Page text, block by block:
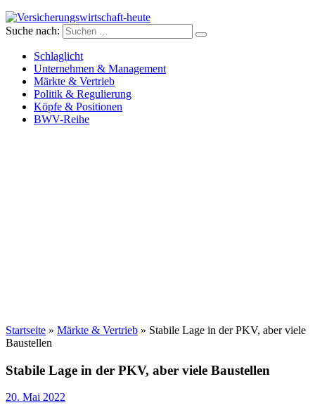
Versicherungswirtschaft-heute
Suche nach:
Schlaglicht
Unternehmen & Management
Märkte & Vertrieb
Politik & Regulierung
Köpfe & Positionen
BWV-Reihe
Startseite » Märkte & Vertrieb » Stabile Lage in der PKV, aber viele
Baustellen
Stabile Lage in der PKV, aber viele Baustellen
20. Mai 2022